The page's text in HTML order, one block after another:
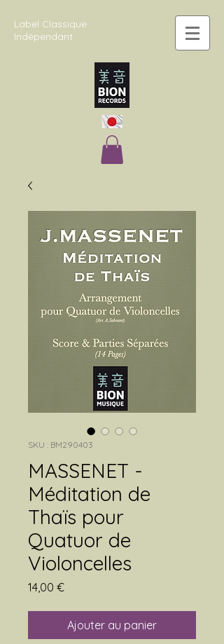
Label Classique
Indépendant
SKU : BM290403
MASSENET -
Méditation de
Thaïs pour
Quatuor de
Violoncelles
14,00 €Prix
Ajouter au panier